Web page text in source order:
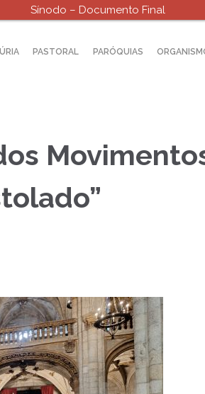
Sínodo – Documento Final
PASTORAL PARÓQUIAS